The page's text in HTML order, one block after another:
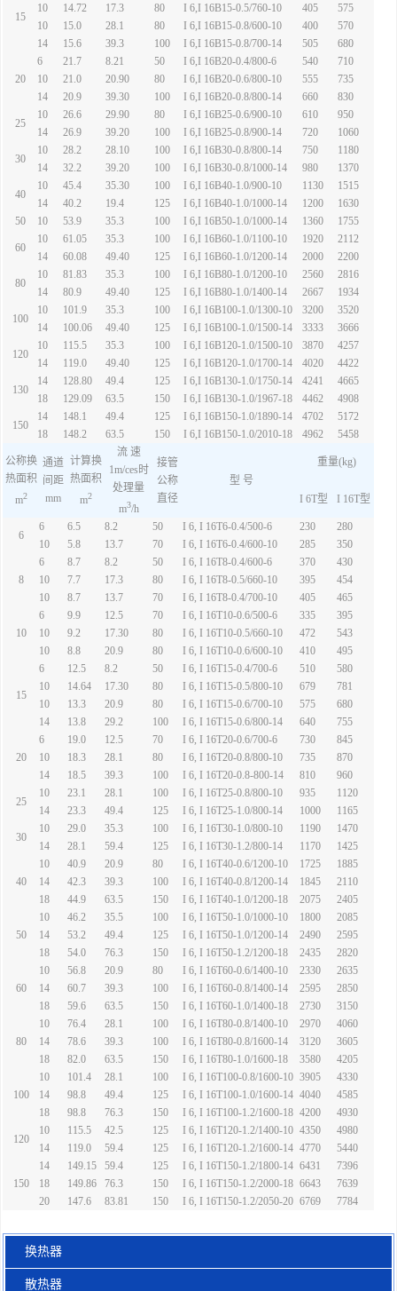
15
10
14.72 17.3 80 I 6,I 16B15-0.5/760-10 405
575
10
15.0 28.1 80 I 6,I 16B15-0.8/600-10 400
570
14
15.6 39.3 100 I 6,I 16B15-0.8/700-14 505 680
20
6 21.7 8.21 50 I 6,I 16B20-0.4/800-6 540
710
10
21.0 20.90 80 I 6,I 16B20-0.6/800-10 555
735
14
20.9 39.30 100 I 6,I 16B20-0.8/800-14 660 830
25
10 26.6 29.90 80 I 6,I 16B25-0.6/900-10 610
950
14
26.9 39.20 100 I 6,I 16B25-0.8/900-14 720 1060
30
10 28.2 28.10 100 I 6,I 16B30-0.8/800-14 750
1180
14
32.2 39.20 100 I 6,I 16B30-0.8/1000-14 980 1370
40
10 45.4 35.30 100 I 6,I 16B40-1.0/900-10 1130
1515
14
40.2 19.4 125 I 6,I 16B40-1.0/1000-14 1200
1630
50
10 53.9 35.3 100 I 6,I 16B50-1.0/1000-14 1360 1755
60
10 61.05 35.3 100 I 6,I 16B60-1.0/1100-10 1920
2112
14
60.08 49.40 125 I 6,I 16B60-1.0/1200-14 2000 2200
80
10 81.83 35.3 100 I 6,I 16B80-1.0/1200-10 2560
2816
14
80.9 49.40 125 I 6,I 16B80-1.0/1400-14 2667 1934
100
10 101.9 35.3 100 I 6,I 16B100-1.0/1300-10 3200
3520
14
100.06 49.40 125 I 6,I 16B100-1.0/1500-14 3333 3666
120
10 115.5 35.3 100 I 6,I 16B120-1.0/1500-10 3870
4257
14
119.0 49.40 125 I 6,I 16B120-1.0/1700-14 4020 4422
130
14 128.80 49.4 125 I 6,I 16B130-1.0/1750-14 4241
4665
18
129.09 63.5 150 I 6,I 16B130-1.0/1967-18 4462 4908
150
14 148.1 49.4 125 I 6,I 16B150-1.0/1890-14 4702
5172
18
148.2 63.5 150 I 6,I 16B150-1.0/2010-18 4962 5458
公称换
热面积
m2
通道
间距
mm
计算换
热面积
m2
流 速
1m/ces时
处理量
m3/h
接管
公称
直径
型 号
重量(kg)
I 6T型 I 16T型
6
6 6.5 8.2 50 I 6, I 16T6-0.4/500-6 230
280
10
5.8 13.7 70 I 6, I 16T6-0.4/600-10 285 350
8
6 8.7 8.2 50 I 6, I 16T8-0.4/600-6 370
430
10
7.7 17.3 80 I 6, I 16T8-0.5/660-10 395
454
10
8.7 13.7 70 I 6, I 16T8-0.4/700-10 405 465
10
6 9.9 12.5 70 I 6, I 16T10-0.6/500-6 335
395
10
9.2 17.30 80 I 6, I 16T10-0.5/660-10 472
543
10
8.8 20.9 80 I 6, I 16T10-0.6/600-10 410 495
15
6 12.5 8.2 50 I 6, I 16T15-0.4/700-6 510
580
10
14.64 17.30 80 I 6, I 16T15-0.5/800-10 679
781
10
13.3 20.9 80 I 6, I 16T15-0.6/700-10 575
680
14
13.8 29.2 100 I 6, I 16T15-0.6/800-14 640 755
20
6 19.0 12.5 70 I 6, I 16T20-0.6/700-6 730
845
10
18.3 28.1 80 I 6, I 16T20-0.8/800-10 735
870
14
18.5 39.3 100 I 6, I 16T20-0.8-800-14 810 960
25
10 23.1 28.1 100 I 6, I 16T25-0.8/800-10 935
1120
14
23.3 49.4 125 I 6, I 16T25-1.0/800-14 1000 1165
30
10 29.0 35.3 100 I 6, I 16T30-1.0/800-10 1190
1470
14
28.1 59.4 125 I 6, I 16T30-1.2/800-14 1170 1425
40
10 40.9 20.9 80 I 6, I 16T40-0.6/1200-10 1725
1885
14
42.3 39.3 100 I 6, I 16T40-0.8/1200-14 1845
2110
18
44.9 63.5 150 I 6, I 16T40-1.0/1200-18 2075 2405
50
10 46.2 35.5 100 I 6, I 16T50-1.0/1000-10 1800
2085
14
53.2 49.4 125 I 6, I 16T50-1.0/1200-14 2490
2595
18
54.0 76.3 150 I 6, I 16T50-1.2/1200-18 2435 2820
60
10 56.8 20.9 80 I 6, I 16T60-0.6/1400-10 2330
2635
14
60.7 39.3 100 I 6, I 16T60-0.8/1400-14 2595
2850
18
59.6 63.5 150 I 6, I 16T60-1.0/1400-18 2730 3150
80
10 76.4 28.1 100 I 6, I 16T80-0.8/1400-10 2970
4060
14
78.6 39.3 100 I 6, I 16T80-0.8/1600-14 3120
3605
18
82.0 63.5 150 I 6, I 16T80-1.0/1600-18 3580 4205
100
10 101.4 28.1 100 I 6, I 16T100-0.8/1600-10 3905
4330
14
98.8 49.4 125 I 6, I 16T100-1.0/1600-14 4040
4585
18
98.8 76.3 150 I 6, I 16T100-1.2/1600-18 4200 4930
120
10 115.5 42.5 125 I 6, I 16T120-1.2/1400-10 4350
4980
14
119.0 59.4 125 I 6, I 16T120-1.2/1600-14 4770 5440
150
14 149.15 59.4 125 I 6, I 16T150-1.2/1800-14 6431
7396
18
149.86 76.3 150 I 6, I 16T150-1.2/2000-18 6643
7639
20
147.6 83.81 150 I 6, I 16T150-1.2/2050-20 6769 7784
换热器
散热器